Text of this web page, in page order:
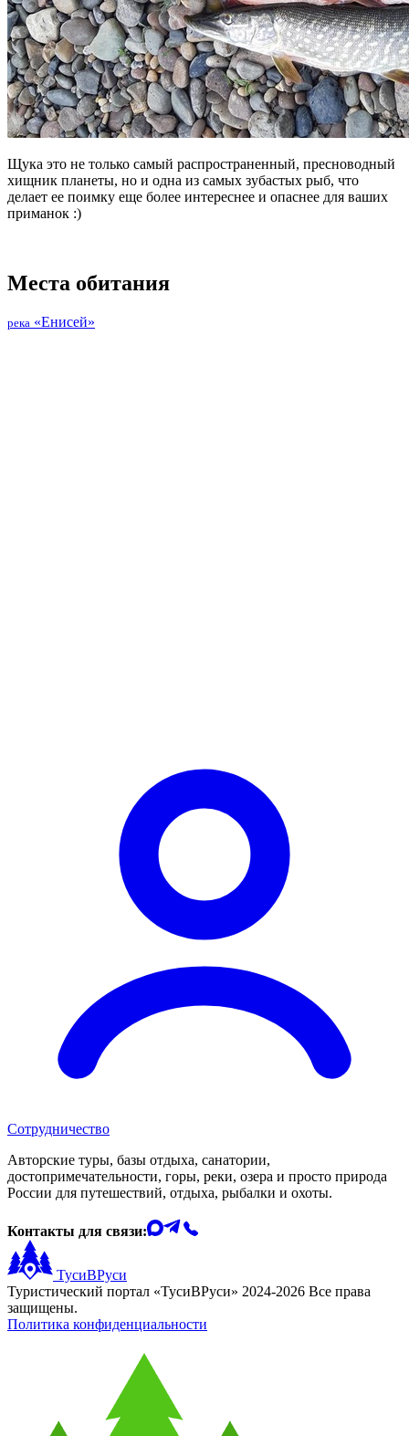
Щука это не только самый распространенный, пресноводный
хищник планеты, но и одна из самых зубастых рыб, что
делает ее поимку еще более интереснее и опаснее для ваших
приманок :)
Места обитания
река «Енисей»
Сотрудничество
Авторские туры, базы отдыха, санатории,
достопримечательности, горы, реки, озера и просто природа
России для путешествий, отдыха, рыбалки и охоты.
Контакты для связи:
ТусиВРуси
Туристический портал «ТусиВРуси» 2024-2026 Все права
защищены.
Политика конфиденциальности